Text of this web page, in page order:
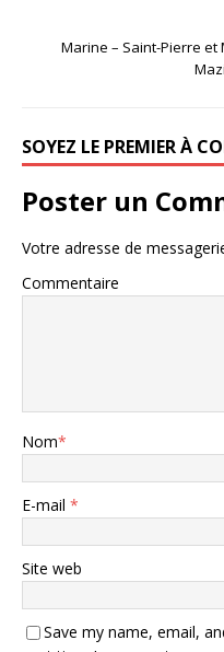
Marine – Saint-Pierre et
SOYEZ LE PREMIER À
Poster un
Votre adresse de
Commentaire
Nom*
E-mail *
Site web
Save my name, email,